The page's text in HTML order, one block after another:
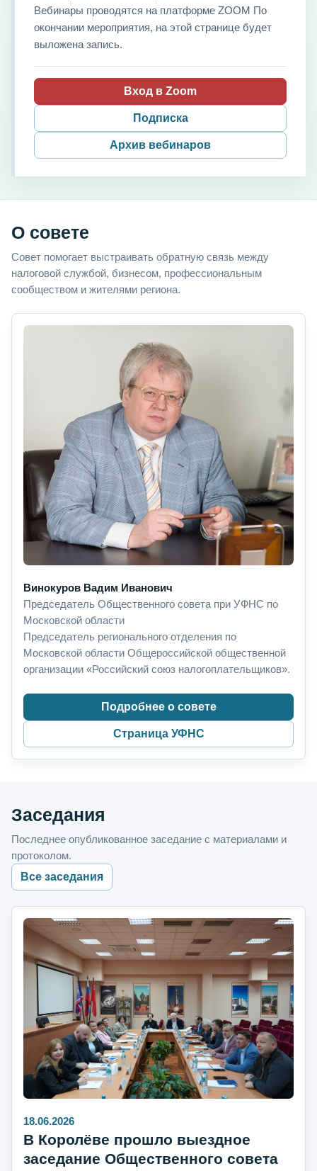
Вебинары проводятся на платформе ZOOM По
окончании мероприятия, на этой странице будет
выложена запись.
Вход в Zoom
Подписка
Архив вебинаров
О совете
Совет помогает выстраивать обратную связь между
налоговой службой, бизнесом, профессиональным
сообществом и жителями региона.
Винокуров Вадим Иванович
Председатель Общественного совета при УФНС по
Московской области
Председатель регионального отделения по
Московской области Общероссийской общественной
организации «Российский союз налогоплательщиков».
Подробнее о совете
Страница УФНС
Заседания
Последнее опубликованное заседание с материалами и
протоколом.
Все заседания
18.06.2026
В Королёве прошло выездное
заседание Общественного совета